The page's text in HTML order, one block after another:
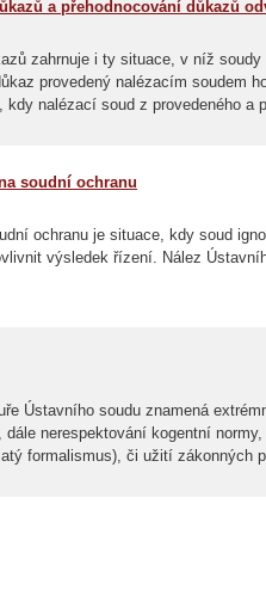
a přehodnocování důkazů
zahrnuje i ty situace, v níž
provedený nalézacím soudem
nalézací soud z provedeného a
soudní ochranu
ochranu je situace, kdy soud
výsledek řízení. Nález
Ústavního soudu znamená
nerespektování kogentní
formalismus), či užití zákonných